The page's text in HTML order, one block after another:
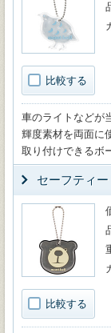
比較する
車のライトなどが
輝度素材を両面に
取り付けできるボ
セーフティ
比較する